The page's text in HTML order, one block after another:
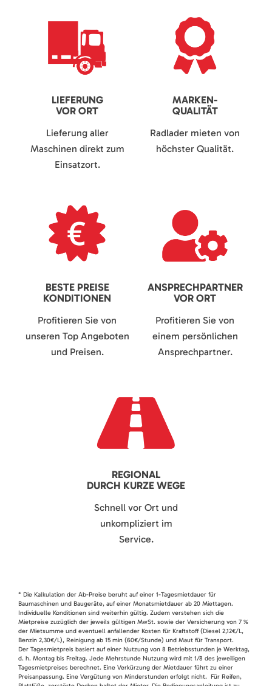
LIEFERUNG
VOR ORT
Lieferung aller
Maschinen direkt zum
Einsatzort.
MARKEN-
QUALITÄT
Radlader mieten von
höchster Qualität.
BESTE PREISE
KONDITIONEN
Profitieren Sie von
unseren Top Angeboten
und Preisen.
ANSPRECHPARTNER
VOR ORT
Profitieren Sie von
einem persönlichen
Ansprechpartner.
REGIONAL
DURCH KURZE WEGE
Schnell vor Ort und
unkompliziert im
Service.
* Die Kalkulation der Ab-Preise beruht auf einer 1-Tagesmietdauer für
Baumaschinen und Baugeräte, auf einer Monatsmietdauer ab 20 Miettagen.
Individuelle Konditionen sind weiterhin gültig. Zudem verstehen sich die
Mietpreise zuzüglich der jeweils gültigen MwSt. sowie der Versicherung von 7 %
der Mietsumme und eventuell anfallender Kosten für Kraftstoff (Diesel 2,12€/L,
Benzin 2,30€/L), Reinigung ab 15 min (60€/Stunde) und Maut für Transport.
Der Tagesmietpreis basiert auf einer Nutzung von 8 Betriebsstunden je Werktag,
d. h. Montag bis Freitag. Jede Mehrstunde Nutzung wird mit 1/8 des jeweiligen
Tagesmietpreises berechnet. Eine Verkürzung der Mietdauer führt zu einer
Preisanpassung. Eine Vergütung von Minderstunden erfolgt nicht. Für Reifen,